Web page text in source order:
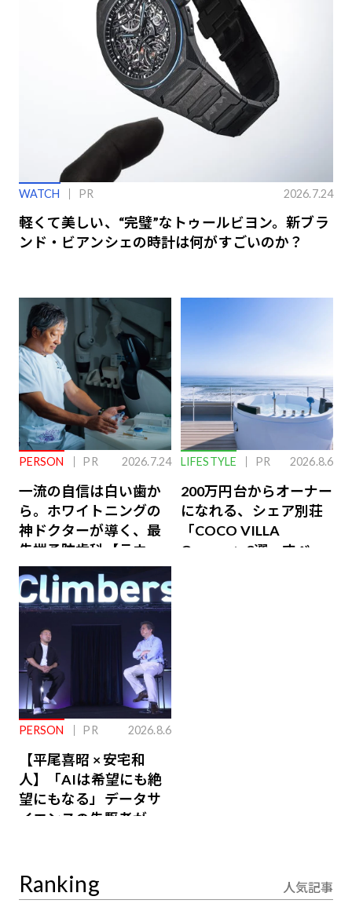
WATCH PR 2026.7.24
軽くて美しい、“完璧”なトゥールビヨン。新ブラ
ンド・ビアンシェの時計は何がすごいのか？
PERSON PR 2026.7.24
一流の自信は白い歯か
ら。ホワイトニングの
神ドクターが導く、最
先端予防歯科【ラウン
ジ会員特典あり】
LIFESTYLE PR 2026.8.6
200万円台からオーナー
になれる、シェア別荘
「COCO VILLA
Owners」3選。すべて
PERSON PR 2026.8.6
【平尾喜昭 × 安宅和
人】「AIは希望にも絶
望にもなる」データサ
イエンスの先駆者が語
Ranking 人気記事